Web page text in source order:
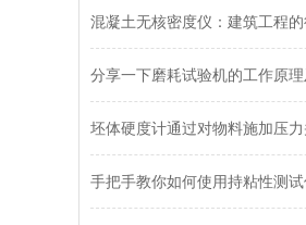
手把手教你如何使用持粘性测试